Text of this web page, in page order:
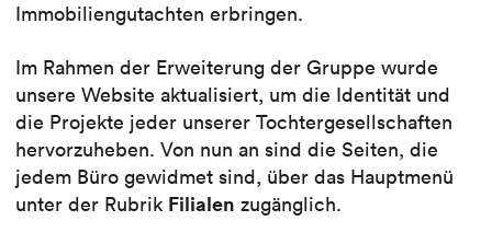
Immobiliengutachten erbringen.
Im Rahmen der Erweiterung der Gruppe wurde
unsere Website aktualisiert, um die Identität und
die Projekte jeder unserer Tochtergesellschaften
hervorzuheben. Von nun an sind die Seiten, die
jedem Büro gewidmet sind, über das Hauptmenü
unter der Rubrik Filialen zugänglich.